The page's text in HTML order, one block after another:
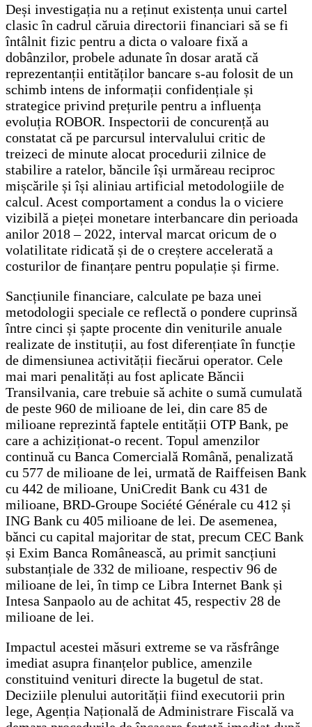
Deși investigația nu a reținut existența unui cartel
clasic în cadrul căruia directorii financiari să se fi
întâlnit fizic pentru a dicta o valoare fixă a
dobânzilor, probele adunate în dosar arată că
reprezentanții entităților bancare s-au folosit de un
schimb intens de informații confidențiale și
strategice privind prețurile pentru a influența
evoluția ROBOR. Inspectorii de concurență au
constatat că pe parcursul intervalului critic de
treizeci de minute alocat procedurii zilnice de
stabilire a ratelor, băncile își urmăreau reciproc
mișcările și își aliniau artificial metodologiile de
calcul. Acest comportament a condus la o viciere
vizibilă a pieței monetare interbancare din perioada
anilor 2018 – 2022, interval marcat oricum de o
volatilitate ridicată și de o creștere accelerată a
costurilor de finanțare pentru populație și firme.
Sancțiunile financiare, calculate pe baza unei
metodologii speciale ce reflectă o pondere cuprinsă
între cinci și șapte procente din veniturile anuale
realizate de instituții, au fost diferențiate în funcție
de dimensiunea activității fiecărui operator. Cele
mai mari penalități au fost aplicate Băncii
Transilvania, care trebuie să achite o sumă cumulată
de peste 960 de milioane de lei, din care 85 de
milioane reprezintă faptele entității OTP Bank, pe
care a achiziționat-o recent. Topul amenzilor
continuă cu Banca Comercială Română, penalizată
cu 577 de milioane de lei, urmată de Raiffeisen Bank
cu 442 de milioane, UniCredit Bank cu 431 de
milioane, BRD-Groupe Société Générale cu 412 și
ING Bank cu 405 milioane de lei. De asemenea,
bănci cu capital majoritar de stat, precum CEC Bank
și Exim Banca Românească, au primit sancțiuni
substanțiale de 332 de milioane, respectiv 96 de
milioane de lei, în timp ce Libra Internet Bank și
Intesa Sanpaolo au de achitat 45, respectiv 28 de
milioane de lei.
Impactul acestei măsuri extreme se va răsfrânge
imediat asupra finanțelor publice, amenzile
constituind venituri directe la bugetul de stat.
Deciziile plenului autorității fiind executorii prin
lege, Agenția Națională de Administrare Fiscală va